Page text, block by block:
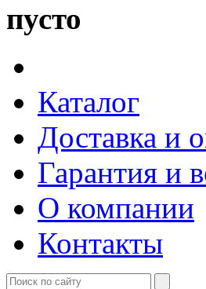
пусто
Каталог
Доставка и
Гарантия и
О компании
Контакты